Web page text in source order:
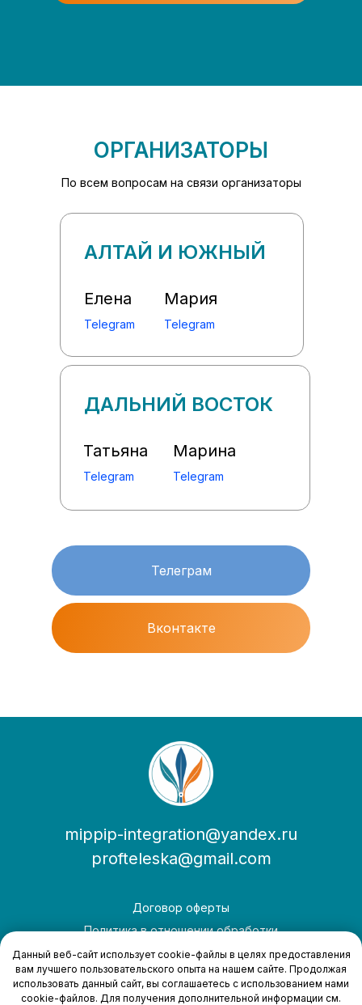
ОРГАНИЗАТОРЫ
Telegram
Вконтакте
Телеграм
По всем вопросам на связи организаторы
АЛТАЙ И ЮЖНЫЙ
Мария
Telegram
Елена
Telegram
ДАЛЬНИЙ ВОСТОК
Татьяна Марина
Telegram
© Все права защищены.
Договор оферты
Политика в отношении обработки
персональных данных
mippip-integration@yandex.ru
profteleska@gmail.com
Данный веб-сайт использует cookie-файлы в целях предоставления
вам лучшего пользовательского опыта на нашем сайте. Продолжая
использовать данный сайт, вы соглашаетесь с использованием нами
cookie-файлов. Для получения дополнительной информации см.